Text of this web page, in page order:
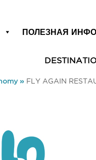
ПОЛЕЗНАЯ
» FLY AGAIN